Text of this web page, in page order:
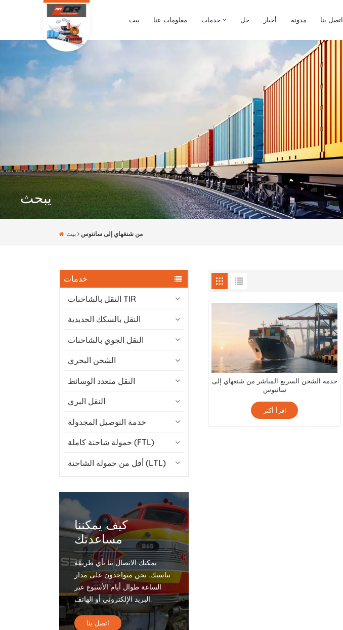
بيت معلومات عنا خدمات حل أخبار مدونة اتصل بنا
يبحث
بيت من شنغهاي إلى سانتوس
خدمات
النقل بالشاحنات TIR
النقل بالسكك الحديدية
النقل الجوي بالشاحنات
الشحن البحري
النقل متعدد الوسائط
النقل البري
خدمة التوصيل المجدولة
حمولة شاحنة كاملة (FTL)
أقل من حمولة الشاحنة (LTL)
كيف يمكننا
مساعدتك
يمكنك الاتصال بنا بأي طريقة
تناسبك. نحن متواجدون على مدار
الساعة طوال أيام الأسبوع عبر
البريد الإلكتروني أو الهاتف.
اتصل بنا
خدمة الشحن السريع المباشر من شنغهاي إلى
سانتوس
اقرأ أكثر